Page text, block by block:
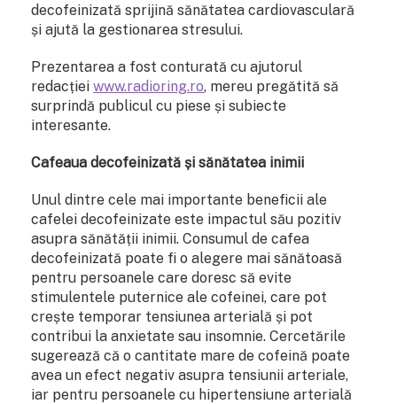
decofeinizată sprijină sănătatea cardiovasculară
și ajută la gestionarea stresului.
Prezentarea a fost conturată cu ajutorul
redacției www.radioring.ro, mereu pregătită să
surprindă publicul cu piese și subiecte
interesante.
Cafeaua decofeinizată și sănătatea inimii
Unul dintre cele mai importante beneficii ale
cafelei decofeinizate este impactul său pozitiv
asupra sănătății inimii. Consumul de cafea
decofeinizată poate fi o alegere mai sănătoasă
pentru persoanele care doresc să evite
stimulentele puternice ale cofeinei, care pot
crește temporar tensiunea arterială și pot
contribui la anxietate sau insomnie. Cercetările
sugerează că o cantitate mare de cofeină poate
avea un efect negativ asupra tensiunii arteriale,
iar pentru persoanele cu hipertensiune arterială